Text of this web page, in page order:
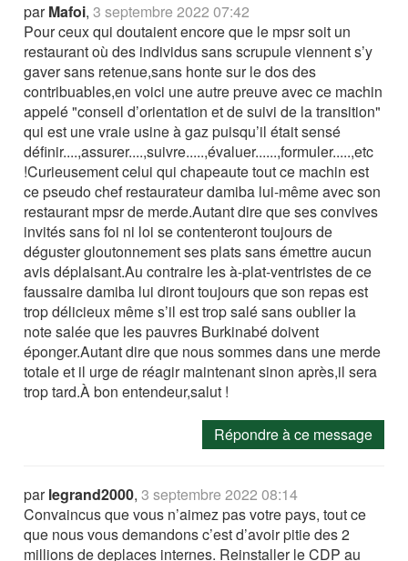
parMafoi,3 septembre 2022 07:42
Pour ceux qui doutaient encore que le mpsr soit un
restaurant où des individus sans scrupule viennent s’y
gaver sans retenue,sans honte sur le dos des
contribuables,en voici une autre preuve avec ce machin
appelé "conseil d’orientation et de suivi de la transition"
qui est une vraie usine à gaz puisqu’il était sensé
définir....,assurer....,suivre.....,évaluer......,formuler.....,etc
!Curieusement celui qui chapeaute tout ce machin est
ce pseudo chef restaurateur damiba lui-même avec son
restaurant mpsr de merde.Autant dire que ses convives
invités sans foi ni loi se contenteront toujours de
déguster gloutonnement ses plats sans émettre aucun
avis déplaisant.Au contraire les à-plat-ventristes de ce
faussaire damiba lui diront toujours que son repas est
trop délicieux même s’il est trop salé sans oublier la
note salée que les pauvres Burkinabé doivent
éponger.Autant dire que nous sommes dans une merde
totale et il urge de réagir maintenant sinon après,il sera
trop tard.À bon entendeur,salut !
Répondre à ce message
parlegrand2000,3 septembre 2022 08:14
Convaincus que vous n’aimez pas votre pays, tout ce
que nous vous demandons c’est d’avoir pitie des 2
millions de deplaces internes. Reinstaller le CDP au